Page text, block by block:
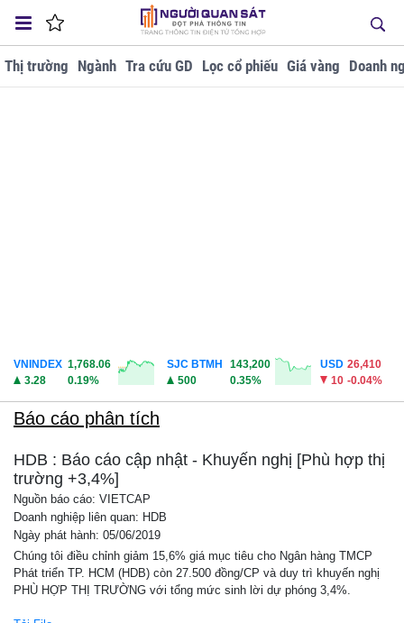
Thị trường Ngành Tra cứu GD Lọc cổ phiếu Giá vàng Doanh
VNINDEX 1,768.06
3.28
0.19%
SJC BTMH
143,200
500
0.35%
USD 26,410
10 -0.04%
Báo cáo phân tích
HDB : Báo cáo cập nhật - Khuyến nghị [Phù hợp thị
trường +3,4%]
Nguồn báo cáo: VIETCAP
Doanh nghiệp liên quan: HDB
Ngày phát hành: 05/06/2019
Chúng tôi điều chỉnh giảm 15,6% giá mục tiêu cho Ngân hàng TMCP
Phát triển TP. HCM (HDB) còn 27.500 đồng/CP và duy trì khuyến nghị
PHÙ HỢP THỊ TRƯỜNG với tổng mức sinh lời dự phóng 3,4%.